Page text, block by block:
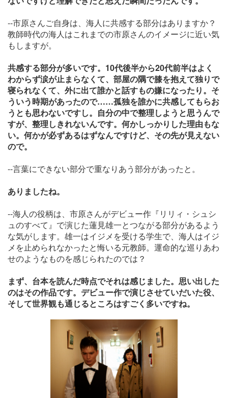
--市原さんご自身は、海人に共感する部分はありますか？
教師時代の海人はこれまでの市原さんのイメージに近い気
もしますが。
共感する部分が多いです。10代後半から20代前半はよく
わからず涙が止まらなくて、部屋の隅で膝を抱えて独りで
寝られなくて、外に出て誰かと話すもの嫌になったり。そ
ういう時期があったので……孤独を誰かに共感してもらお
うとも思わないですし。自分の中で整理しようと思うんで
すが、整理しきれないんです。何かしっかりした理由もな
い。何かが必ずあるはずなんですけど、その先が見えない
ので。
--言葉にできない部分で重なりあう部分があったと。
ありましたね。
--海人の役柄は、市原さんがデビュー作『リリィ・シュシ
ュのすべて』で演じた蓮見雄一とつながる部分があるよう
な気がします。雄一はイジメを受ける学生で、海人はイジ
メを止められなかったと悔いる元教師。運命的な巡りあわ
せのようなものを感じられたのでは？
まず、台本を読んだ時点でそれは感じました。思い出した
のはその作品です。デビュー作で演じさせていだいた役、
そして世界観も通じるところはすごく多いですね。